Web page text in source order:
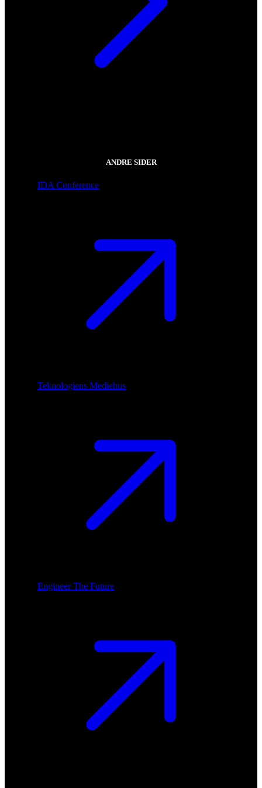
ANDRE SIDER
IDA Conference
Teknologiens Mediehus
Engineer The Future